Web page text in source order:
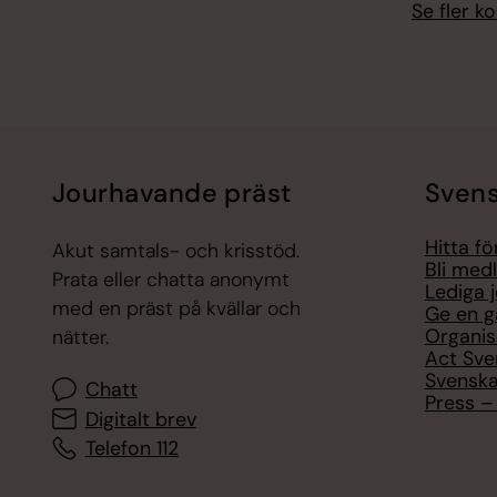
Se fler
Jourhavande präst
Akut samtals- och krisstöd.
Prata eller chatta anonymt
med en präst på kvällar och
nätter.
Chatt
Digitalt brev
Telefon 112
Hitta
Bli
Lediga
Ge en
Act
Press